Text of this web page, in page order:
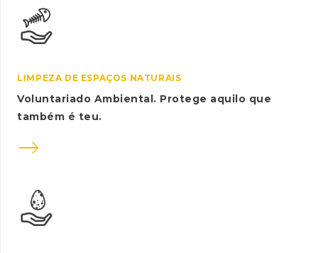

LIMPEZA DE ESPAÇOS NATURAIS
Voluntariado Ambiental. Protege aquilo que
também é teu.
